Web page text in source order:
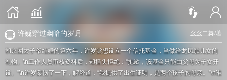
幺幺二舞/著
许巍穿过幽暗的岁月
和京圈太子爷结婚的第六年，许岁棠想设立一个信托基金，当做给龙凤胎儿女的
礼物。\n工作人员审核资料后，却摇头拒绝：“抱歉，该基金只能由父母为子女开
设。”\n许岁棠愣了一下，解释道：“我提供了出生证明，是两个孩子的母亲。”\n谁